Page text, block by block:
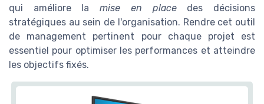
qui améliore lamise en placedes décisions
stratégiques au sein de l'organisation. Rendre cet outil
de management pertinent pour chaque projet est
essentiel pour optimiser les performances et atteindre
les objectifs fixés.